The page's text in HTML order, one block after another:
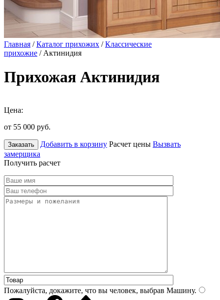
Главная /Каталог прихожих /Классические
прихожие / Актинидия
Прихожая Актинидия
Цена:
от 55 000 руб.
Заказать Добавить в корзину Расчет цены Вызвать
замерщика
Получить расчет
Пожалуйста, докажите, что вы человек, выбрав Машину.